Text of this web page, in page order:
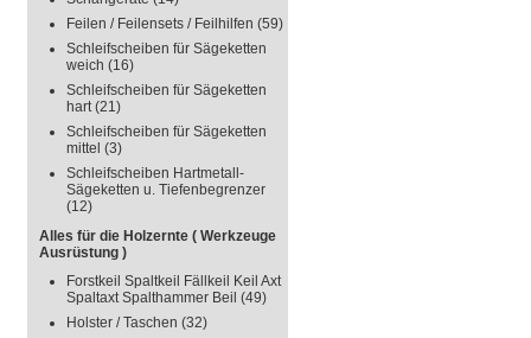
Feilen / Feilensets / Feilhilfen (59)
Schleifscheiben für Sägeketten
weich (16)
Schleifscheiben für Sägeketten
hart(21)
Schleifscheiben für Sägeketten
mittel (3)
Schleifscheiben Hartmetall-
Sägeketten u. Tiefenbegrenzer
(12)
Alles für die Holzernte ( Werkzeuge
Ausrüstung )
Forstkeil Spaltkeil Fällkeil Keil Axt
Spaltaxt Spalthammer Beil (49)
Holster / Taschen (32)